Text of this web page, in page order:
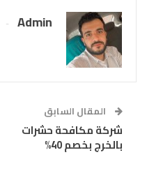
Admin
المقال السابق
شركة مكافحة حشرات
بالخرج بخصم 40%